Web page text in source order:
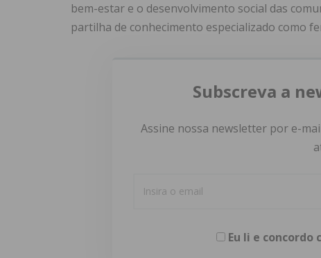
bem-estar e o desenvolvimento social das
partilha de conhecimento especializado como
Subscreva a
Assine nossa newsletter por e-
Eu li e concordo